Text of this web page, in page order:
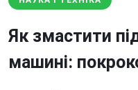
Як змастити
машині: